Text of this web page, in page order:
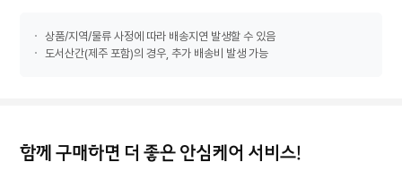
상품/지역/물류 사정에 따라 배송지연 발생할 수 있음
도서산간(제주 포함)의 경우, 추가 배송비 발생 가능
함께 구매하면 더 좋은 안심케어 서비스!